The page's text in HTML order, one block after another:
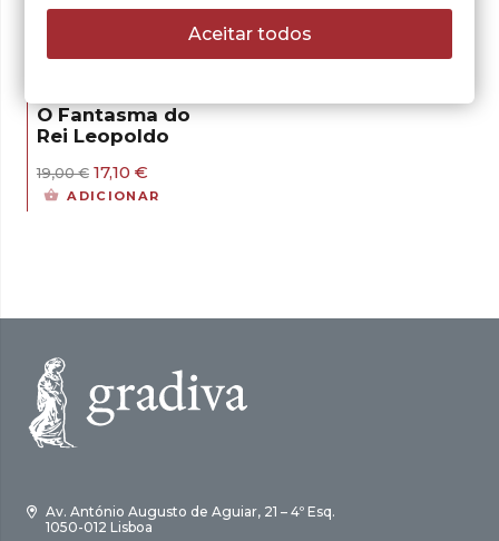
O Fantasma do
Rei Leopoldo
19,00€ O
preço
17,10 €
preço
ADICIONAR
Av. António Augusto de Aguiar, 21 – 4º Esq.
1050-012 Lisboa
Aceitar todos